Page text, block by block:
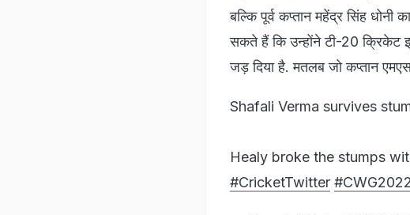
बल्कि पूर्व कप्तान महेंद्र सिंह धोनी
सकते हैं कि उन्होंने टी-20
जड़ दिया है. मतलब जो कप्तान
Shafali Verma survives
Healy broke the stumps
#CricketTwitter #CWG2022